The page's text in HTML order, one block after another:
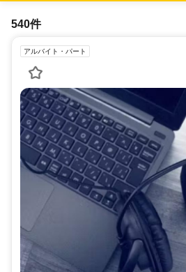
540件
アルバイト・パート